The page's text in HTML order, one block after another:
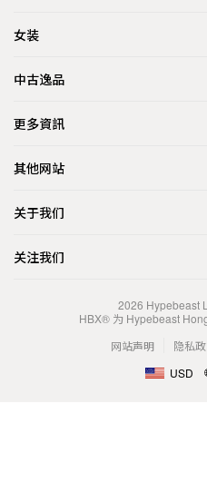
女装
中古逸品
更多資訊
其他网站
关于我们
关注我们
2026 Hypebeast
HBX® 为 Hypebeast
网站声明
隐私
USD